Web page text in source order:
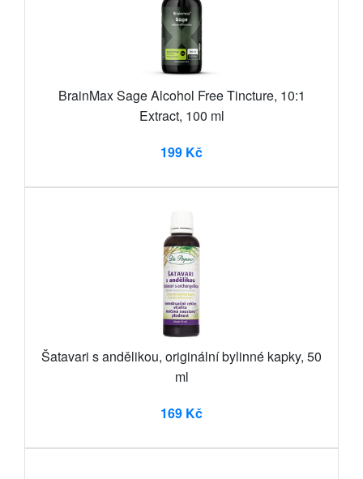
BrainMax Sage Alcohol Free Tincture, 10:1
Extract, 100 ml
199 Kč
Šatavari s andělikou, originální bylinné kapky, 50
ml
169 Kč